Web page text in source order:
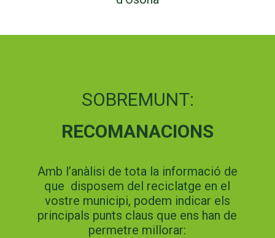
SOBREMUNT:
RECOMANACIONS
Amb l’anàlisi de tota la informació de
que disposem del reciclatge en el
vostre municipi, podem indicar els
principals punts claus que ens han de
permetre millorar: